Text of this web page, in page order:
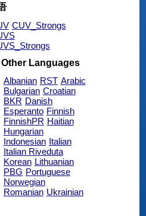
CUV_Strongs
Other Languages
Albanian RST Arabic
Bulgarian Croatian
BKR Danish
Esperanto Finnish
FinnishPR Haitian
Hungarian
Indonesian Italian
Italian Riveduta
Korean Lithuanian
PBG Portuguese
Norwegian
Romanian Ukrainian